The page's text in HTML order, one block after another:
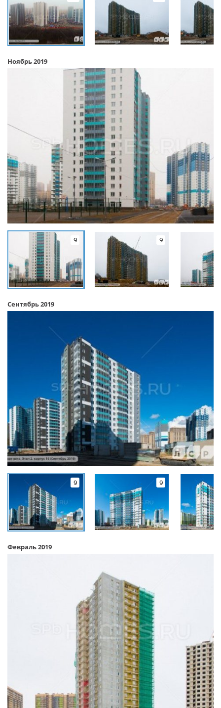
Ноябрь 2019
9 9
Сентябрь 2019
9 9
Февраль 2019